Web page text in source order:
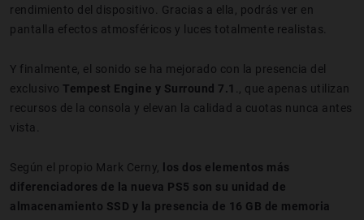
rendimiento del dispositivo. Gracias a ella, podrás ver en
pantalla efectos atmosféricos y luces totalmente realistas.
Y finalmente, el sonido se ha mejorado con la presencia del
exclusivo Tempest Engine y Surround 7.1
., que apenas utilizan
recursos de la consola y elevan la calidad a cuotas nunca antes
vista.
Según el propio Mark Cerny, los dos elementos más
diferenciadores de la nueva PS5 son su unidad de
almacenamiento SSD y la presencia de 16 GB de memoria